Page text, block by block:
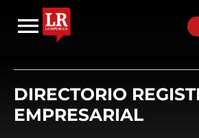
DIRECTORIO
EMPRESARIAL